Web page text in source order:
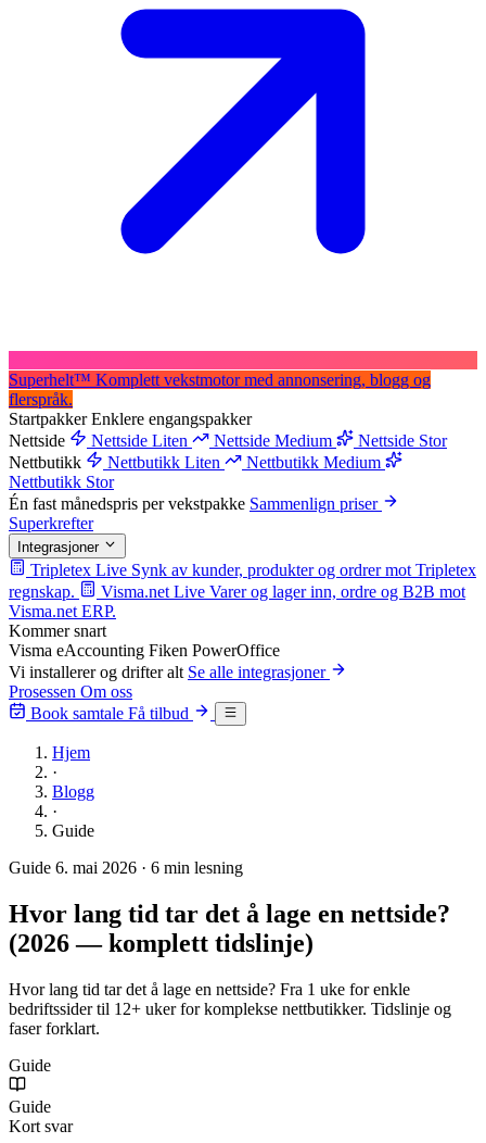
Superhelt™ Komplett vekstmotor med annonsering, blogg og
flerspråk.
StartpakkerEnklere engangspakker
Nettside
Nettside Liten Nettside Medium
Nettside Stor
Nettbutikk
Nettbutikk Liten
Nettbutikk Medium
Nettbutikk Stor
Én fast månedspris per vekstpakke Sammenlign priser
Superkrefter
Integrasjoner
Tripletex Live Synk av kunder, produkter og ordrer mot Tripletex
regnskap.
Visma.net Live Varer og lager inn, ordre og B2B mot
Visma.net ERP.
Kommer snart
Visma eAccounting Fiken PowerOffice
Vi installerer og drifter alt Se alle integrasjoner
Prosessen Om oss
Book samtale Få tilbud
Hjem
·
Blogg
·
Guide
Guide 6. mai 2026 · 6 min lesning
Hvor lang tid tar det å lage en nettside?
(2026 — komplett tidslinje)
Hvor lang tid tar det å lage en nettside? Fra 1 uke for enkle
bedriftssider til 12+ uker for komplekse nettbutikker. Tidslinje og
faser forklart.
Guide
Guide
Kort svar